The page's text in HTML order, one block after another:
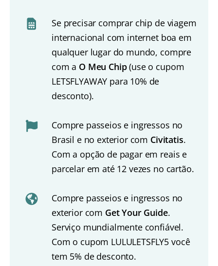
Se precisar comprar chip de viagem
internacional com internet boa em
qualquer lugar do mundo, compre
com a O Meu Chip(use o cupom
LETSFLYAWAY para 10% de
desconto).
Compre passeios e ingressos no
Brasil e no exterior com Civitatis.
Com a opção de pagar em reais e
parcelar em até 12 vezes no cartão.
Compre passeios e ingressos no
exterior com Get Your Guide.
Serviço mundialmente confiável.
Com o cupom LULULETSFLY5 você
tem 5% de desconto.